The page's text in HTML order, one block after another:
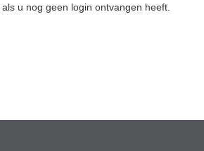
u nog geen login ontvangen heeft.